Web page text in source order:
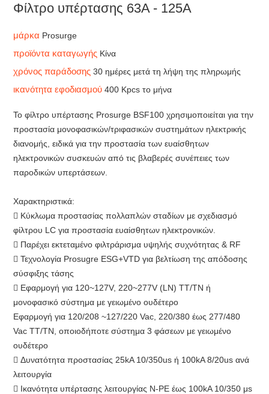
Φίλτρο υπέρτασης 63A - 125A
μάρκα Prosurge
προϊόντα καταγωγής Κίνα
χρόνος παράδοσης30 ημέρες μετά τη λήψη της πληρωμής
ικανότητα εφοδιασμού400 Kpcs το μήνα
Το φίλτρο υπέρτασης Prosurge BSF100 χρησιμοποιείται για την
προστασία μονοφασικών/τριφασικών συστημάτων ηλεκτρικής
διανομής, ειδικά για την προστασία των ευαίσθητων
ηλεκτρονικών συσκευών από τις βλαβερές συνέπειες των
παροδικών υπερτάσεων.
Χαρακτηριστικά:
 Κύκλωμα προστασίας πολλαπλών σταδίων με σχεδιασμό
φίλτρου LC για προστασία ευαίσθητων ηλεκτρονικών.
 Παρέχει εκτεταμένο φιλτράρισμα υψηλής συχνότητας & RF
 Τεχνολογία Prosugre ESG+VTD για βελτίωση της απόδοσης
σύσφιξης τάσης
 Εφαρμογή για 120~127V, 220~277V (LN) TT/TN ή
μονοφασικό σύστημα με γειωμένο ουδέτερο
Εφαρμογή για 120/208 ~127/220 Vac, 220/380 έως 277/480
Vac TT/TN, οποιοδήποτε σύστημα 3 φάσεων με γειωμένο
ουδέτερο
 Δυνατότητα προστασίας 25kA 10/350us ή 100kA 8/20us ανά
λειτουργία
 Ικανότητα υπέρτασης λειτουργίας N-PE έως 100kA 10/350 μs